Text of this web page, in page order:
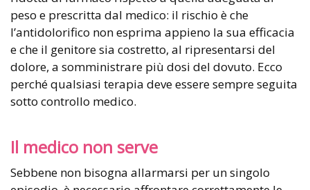
peso e prescritta dal medico: il rischio è che
l’antidolorifico non esprima appieno la sua efficacia
e che il genitore sia costretto, al ripresentarsi del
dolore, a somministrare più dosi del dovuto. Ecco
perché qualsiasi terapia deve essere sempre seguita
sotto controllo medico.
Il medico non serve
Sebbene non bisogna allarmarsi per un singolo